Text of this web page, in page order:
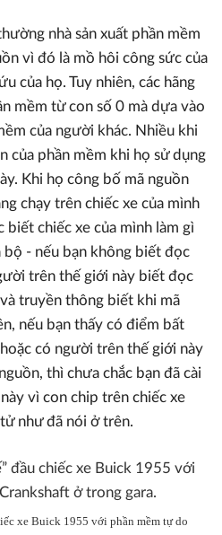
nhà sản xuất phần mềm
vì đó là mồ hôi công sức của
của họ. Tuy nhiên, các hãng
mềm từ con số 0 mà dựa vào
của người khác. Nhiều khi
của phần mềm khi họ sử dụng
Khi họ công bố mã nguồn
chạy trên chiếc xe của mình
biết chiếc xe của mình làm gì
- nếu bạn không biết đọc
trên thế giới này biết đọc
truyền thông biết khi mã
nếu bạn thấy có điểm bất
có người trên thế giới này
thì chưa chắc bạn đã cài
vì con chip trên chiếc xe
như đã nói ở trên.
xe Buick 1955 với phần mềm tự do